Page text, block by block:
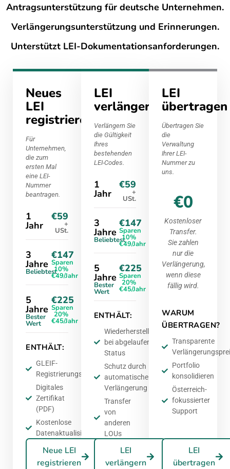
Antragsunterstützung für deutsche Unternehmen.
Verlängerungsunterstützung und Erinnerungen.
Unterstützt LEI-Dokumentationsanforderungen.
Neues
LEI
registrieren
Für
Unternehmen,
die zum
ersten Mal
eine LEI-
Nummer
beantragen.
1
Jahr
€59
+
USt.
3
Jahre
Beliebtest
€147
Sparen
10%
€49/Jahr
5
Jahre
Bester
Wert
€225
Sparen
20%
€45/Jahr
Neue LEI
registrieren
ENTHÄLT:
GLEIF-
Registrierungsgebühr
Digitales
Zertifikat
(PDF)
Kostenlose
Datenaktualisierungen
LEI
verlängern
Verlängern Sie
die Gültigkeit
Ihres
bestehenden
LEI-Codes.
1
Jahr
€59
+
USt.
3
Jahre
Beliebtest
€147
Sparen
10%
€49/Jahr
5
Jahre
Bester
Wert
€225
Sparen
20%
€45/Jahr
ENTHÄLT:
Wiederherstellung
bei abgelaufenem
Status
Schutz durch
automatische
Verlängerung
Transfer
von
anderen
LOUs
LEI
verlängern
LEI
übertragen
Übertragen Sie
die
Verwaltung
Ihrer LEI-
Nummer zu
uns.
€0
Kostenloser
Transfer.
Sie zahlen
nur die
Verlängerung,
wenn diese
fällig wird.
WARUM
ÜBERTRAGEN?
Transparente
Portfolio
konsolidieren
Österreich-
fokussierter
Support
LEI
übertragen